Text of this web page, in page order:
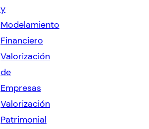
y
Modelamiento
Financiero
Valorización
de
Empresas
Valorización
Patrimonial